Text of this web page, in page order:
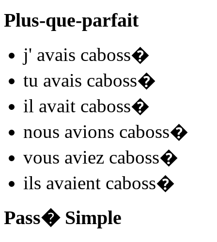
Plus-que-parfait
j' avais caboss�
tu avais caboss�
il avait caboss�
nous avions caboss�
vous aviez caboss�
ils avaient caboss�
Pass� Simple